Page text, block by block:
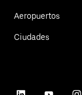
Aeropuertos
Ciudades